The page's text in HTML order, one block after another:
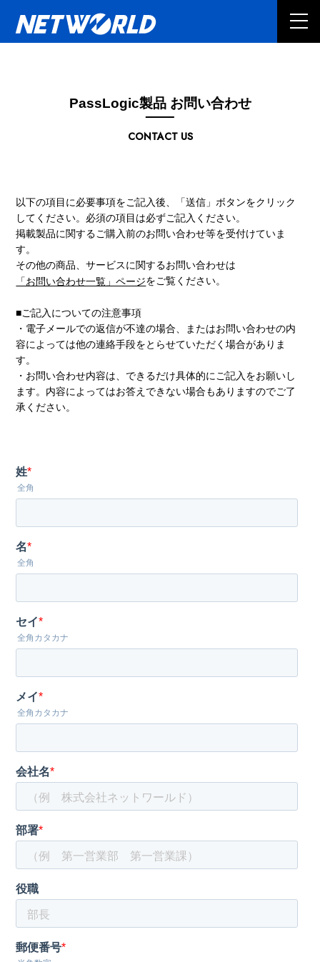
CONTACT US
PassLogic製品 お問い合わせ
以下の項目に必要事項をご記入後、「送信」ボタンをクリック
してください。必須の項目は必ずご記入ください。
掲載製品に関するご購入前のお問い合わせ等を受付けていま
す。
その他の商品、サービスに関するお問い合わせは
「お問い合わせ一覧」ページをご覧ください。
■ご記入についての注意事項
・電子メールでの返信が不達の場合、またはお問い合わせの内
容によっては他の連絡手段をとらせていただく場合がありま
す。
・お問い合わせ内容は、できるだけ具体的にご記入をお願いし
ます。内容によってはお答えできない場合もありますのでご了
承ください。